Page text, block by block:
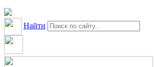
Найти